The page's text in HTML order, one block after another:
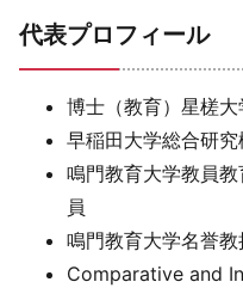
代表プロフィール
博士（教育）星槎大
早稲田大学総合研
鳴門教育大学教員
員 ​
鳴門教育大学名誉
Comparative and